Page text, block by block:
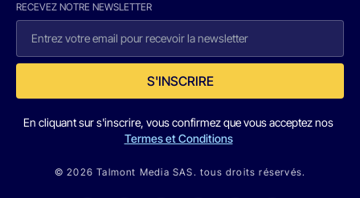
RECEVEZ NOTRE NEWSLETTER
S'INSCRIRE
En cliquant sur s'inscrire, vous confirmez que vous acceptez nos
Termes et Conditions
© 2026 Talmont Media SAS. tous droits réservés.